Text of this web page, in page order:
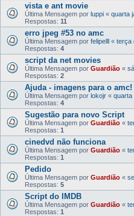
vista e ant movie
Última Mensagem por luppi « quarta
Respostas: 11
erro jpeg #53 no amc
Última Mensagem por felipelll « terça
Respostas: 4
script da net movies
Última Mensagem por Guardião «
Respostas: 2
Ajuda - imagens para o amc!
Última Mensagem por lokojr « quarta
Respostas: 4
Sugestão para novo Script
Última Mensagem por Guardião «
Respostas: 1
cinedvd não funciona
Última Mensagem por Guardião «
Respostas: 1
Pedido
Última Mensagem por Guardião «
Respostas: 5
Script do IMDB
Última Mensagem por Guardião «
Respostas: 1